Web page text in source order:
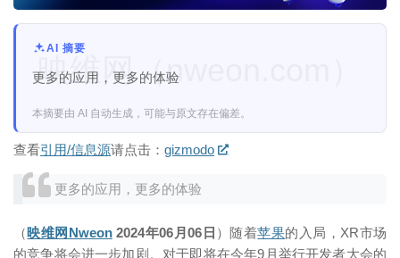
AI 摘要
更多的应用，更多的体验
本摘要由 AI 自动生成，可能与原文存在偏差。
查看引用/信息源请点击： gizmodo
更多的应用，更多的体验
（映维网Nweon2024年06月06日 ）随着苹果的入局，XR市场
的竞争将会进一步加剧。对于即将在今年9月举行开发者大会的
映维网（nweon.com）